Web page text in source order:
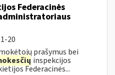
Federacinės
20
prašymus bei
inspekcijos
Federacinės...